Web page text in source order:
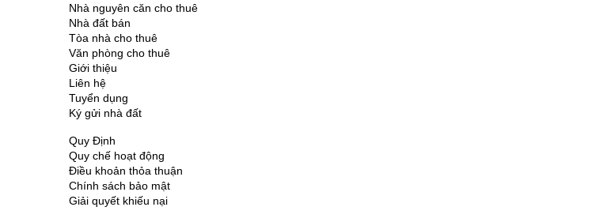
Nhà nguyên căn cho thuê
Nhà đất bán
Tòa nhà cho thuê
Văn phòng cho thuê
Giới thiệu
Liên hệ
Tuyển dụng
Ký gửi nhà đất
Quy Định
Quy chế hoạt động
Điều khoản thỏa thuận
Chính sách bảo mật
Giải quyết khiếu nại